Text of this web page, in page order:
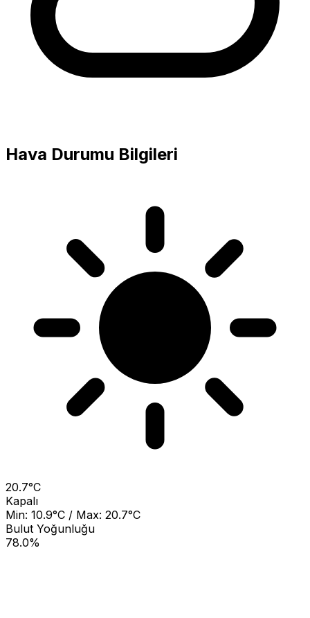
Hava Durumu Bilgileri
20.7°C
Kapalı
Min: 10.9°C / Max: 20.7°C
Bulut Yoğunluğu
78.0%